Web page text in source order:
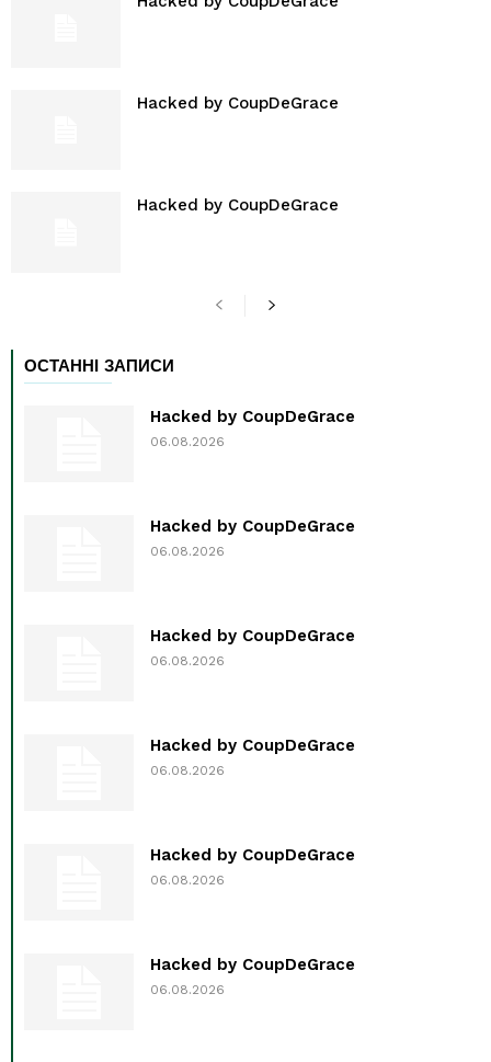
Hacked by CoupDeGrace
Hacked by CoupDeGrace
ОСТАННІ ЗАПИСИ
Hacked by CoupDeGrace
06.08.2026
Hacked by CoupDeGrace
06.08.2026
Hacked by CoupDeGrace
06.08.2026
Hacked by CoupDeGrace
06.08.2026
Hacked by CoupDeGrace
06.08.2026
Hacked by CoupDeGrace
06.08.2026